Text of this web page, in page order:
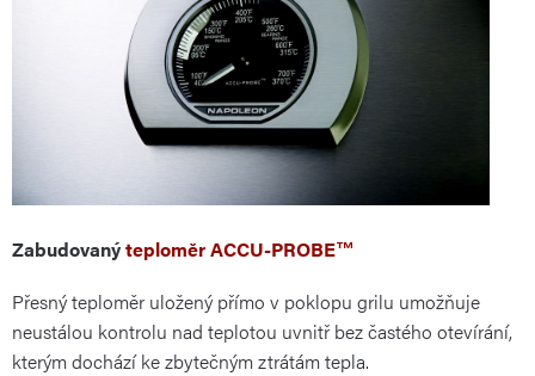
Zabudovanýteploměr ACCU-PROBE™
Přesný teploměr uložený přímo v poklopu grilu umožňuje
neustálou kontrolu nad teplotou uvnitř bez častého otevírání,
kterým dochází ke zbytečným ztrátám tepla.